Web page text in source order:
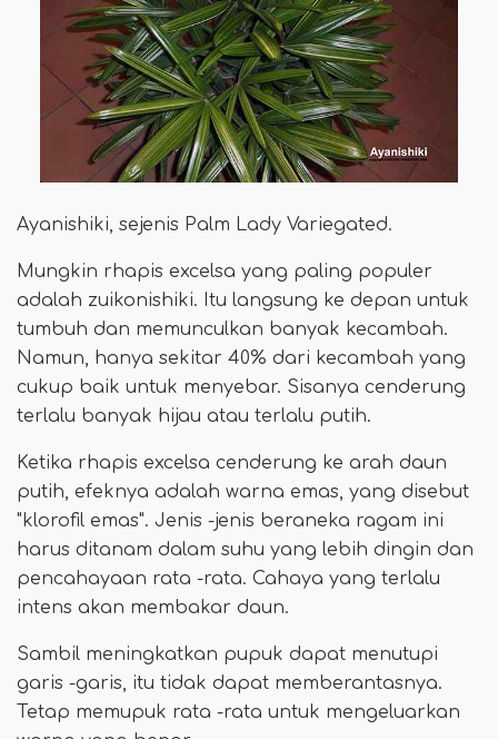
Ayanishiki, sejenis Palm Lady Variegated.
Mungkin rhapis excelsa yang paling populer
adalah zuikonishiki. Itu langsung ke depan untuk
tumbuh dan memunculkan banyak kecambah.
Namun, hanya sekitar 40% dari kecambah yang
cukup baik untuk menyebar. Sisanya cenderung
terlalu banyak hijau atau terlalu putih.
Ketika rhapis excelsa cenderung ke arah daun
putih, efeknya adalah warna emas, yang disebut
"klorofil emas". Jenis -jenis beraneka ragam ini
harus ditanam dalam suhu yang lebih dingin dan
pencahayaan rata -rata. Cahaya yang terlalu
intens akan membakar daun.
Sambil meningkatkan pupuk dapat menutupi
garis -garis, itu tidak dapat memberantasnya.
Tetap memupuk rata -rata untuk mengeluarkan